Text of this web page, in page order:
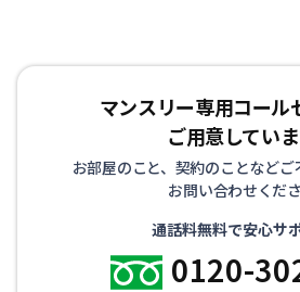
マンスリー専用コール
ご用意してい
お部屋のこと、契約のことなど
お問い合わせくだ
通話料無料で安心サ
0120-